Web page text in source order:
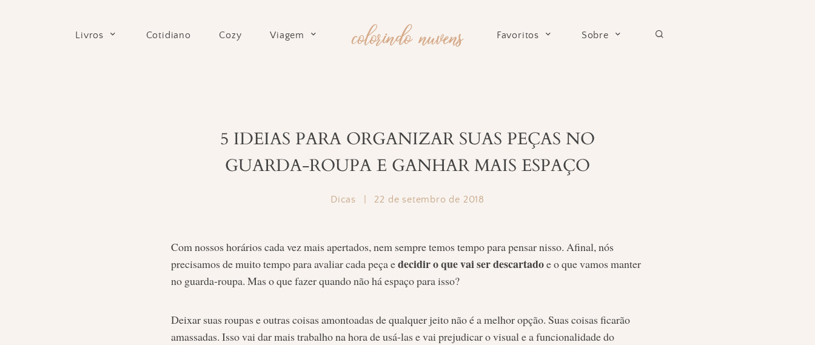
Livros Cotidiano Cozy Viagem Favoritos Sobre
5 IDEIAS PARA ORGANIZAR SUAS PEÇAS NO
GUARDA-ROUPA E GANHAR MAIS ESPAÇO
Dicas 22 de setembro de 2018
Com nossos horários cada vez mais apertados, nem sempre temos tempo para pensar nisso. Afinal, nós
precisamos de muito tempo para avaliar cada peça edecidir o que vai ser descartadoe o que vamos manter
no guarda-roupa. Mas o que fazer quando não há espaço para isso?
Deixar suas roupas e outras coisas amontoadas de qualquer jeito não é a melhor opção. Suas coisas ficarão
amassadas. Isso vai dar mais trabalho na hora de usá-las e vai prejudicar o visual e a funcionalidade do